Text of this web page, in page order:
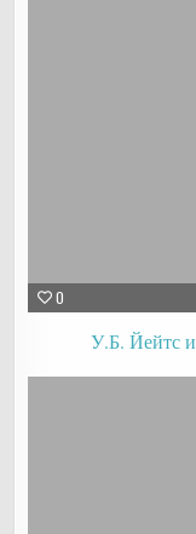
0
У.Б. Йейтс